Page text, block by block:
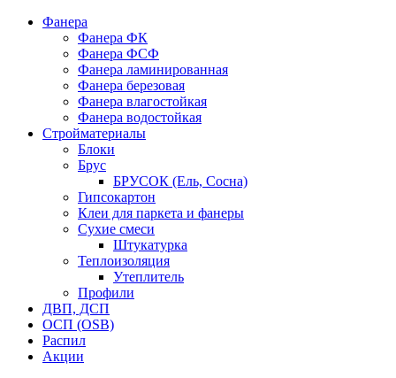
Фанера
Фанера ФК
Фанера ФСФ
Фанера ламинированная
Фанера березовая
Фанера влагостойкая
Фанера водостойкая
Стройматериалы
Блоки
Брус
БРУСОК (Ель, Сосна)
Гипсокартон
Клеи для паркета и фанеры
Сухие смеси
Штукатурка
Теплоизоляция
Утеплитель
Профили
ДВП, ДСП
ОСП (OSB)
Распил
Акции